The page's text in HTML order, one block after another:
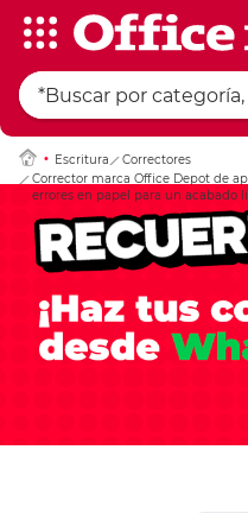
Escritura
Correctores
Corrector marca Office Depot de
errores en papel para un acabado